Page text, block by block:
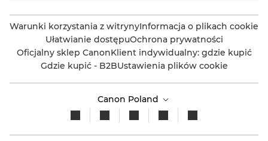
Warunki korzystania z witrynyInformacja o plikach cookie
Ułatwianie dostępuOchrona prywatności
Oficjalny sklep CanonKlient indywidualny: gdzie kupić
Gdzie kupić - B2BUstawienia plików cookie
Canon Poland